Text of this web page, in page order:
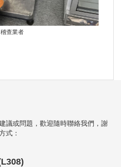
稽查業者
議或問題，歡迎隨時聯絡我們，謝
式：